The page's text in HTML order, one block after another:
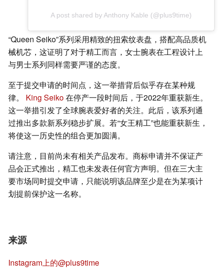
A post shared by Anthony Kable (@plus9time)
“Queen Seiko”系列采用精致的扭索纹表盘，搭配高品质机
械机芯，这证明了对于精工而言，女士腕表在工程设计上
与男士系列同样需要严谨的态度。
至于提交申请的时间点，这一举措背后似乎存在某种规
律。 King Seiko在停产一段时间后，于2022年重获新生。
这一举措引发了全球腕表爱好者的关注。此后，该系列通
过推出多款新系列稳步扩展。若“女王精工”也能重获新生，
将使这一历史性的组合更加圆满。
请注意，目前尚未有相关产品发布。商标申请并不保证产
品会正式推出，精工也未发表任何官方声明。但在三大主
要市场同时提交申请，只能说明该品牌至少是在为某项计
划提前保护这一名称。
来源
Instagram上的@plus9time